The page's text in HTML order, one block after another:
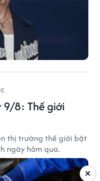
9/8: Thế giới
thị trường thế giới bật
ngày hôm qua.
×